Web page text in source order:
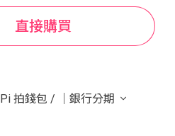
直接購買
Pi 拍錢包 / ｜銀行分期